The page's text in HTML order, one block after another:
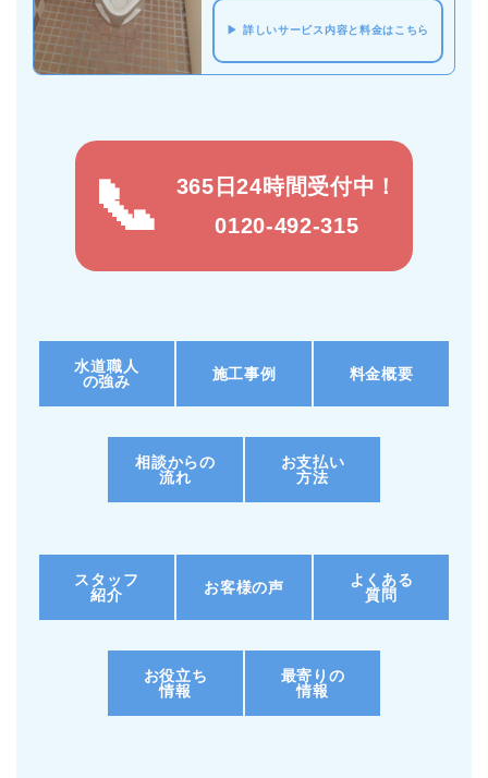
詳しいサービス内容と料金はこちら
365日24時間受付中！
0120-492-315
水道職人
の強み
施工事例 料金概要
相談からの
流れ
お支払い
方法
スタッフ
紹介
お客様の声
よくある
質問
お役立ち
情報
最寄りの
情報